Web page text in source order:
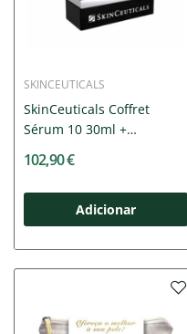
SKINCEUTICALS
SkinCeuticals Coffret
Sérum 10 30ml +
102,90 €
Adicionar